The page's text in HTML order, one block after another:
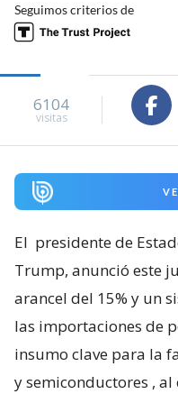
Seguimos criterios de
6104
visitas
El presidente de
Trump, anunció este
arancel del 15% y un
las importaciones de
insumo clave para la
y semiconductores , al